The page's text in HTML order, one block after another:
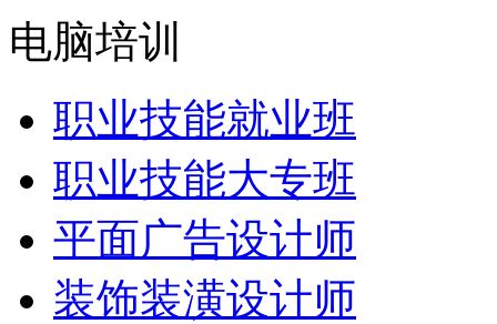
电脑培训
职业技能就业班
职业技能大专班
平面广告设计师
装饰装潢设计师